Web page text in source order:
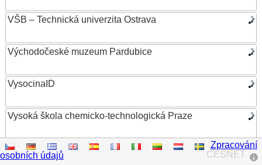
VŠB – Technická univerzita Ostrava
Východočeské muzeum Pardubice
VysocinaID
Vysoká škola chemicko-technologická Praze
Vysoká škola ekonomická v Praze
CESNET
Zpracování
osobních údajů